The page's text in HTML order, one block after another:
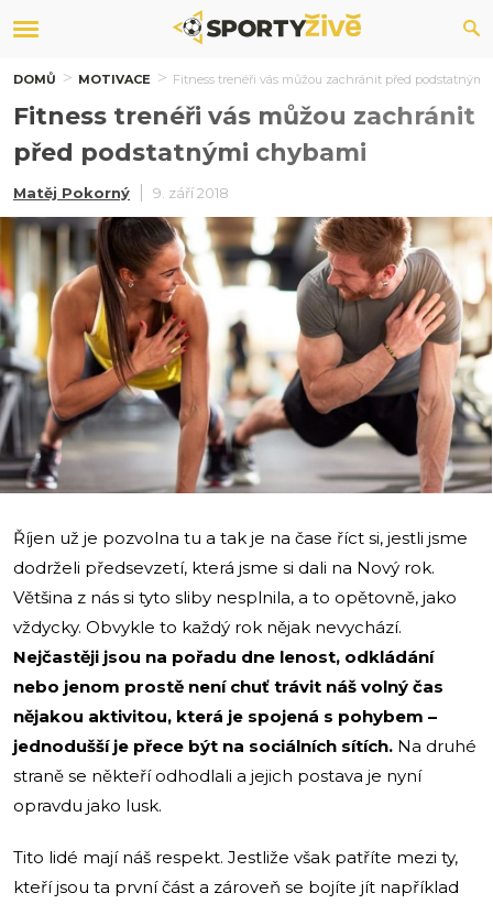
DOMŮ MOTIVACE Fitness trenéři vás můžou zachránit před
Fitness trenéři vás můžou zachránit
před podstatnými chybami
Matěj Pokorný 9. září 2018
Říjen už je pozvolna tu a tak je na čase říct si, jestli jsme
dodrželi předsevzetí, která jsme si dali na Nový rok.
Většina z nás si tyto sliby nesplnila, a to opětovně, jako
vždycky. Obvykle to každý rok nějak nevychází.
Nejčastěji jsou na pořadu dne lenost, odkládání
nebo jenom prostě není chuť trávit náš volný čas
nějakou aktivitou, která je spojená s pohybem –
jednodušší je přece být na sociálních sítích. Na druhé
straně se někteří odhodlali a jejich postava je nyní
opravdu jako lusk.
Tito lidé mají náš respekt. Jestliže však patříte mezi ty,
kteří jsou ta první část a zároveň se bojíte jít například